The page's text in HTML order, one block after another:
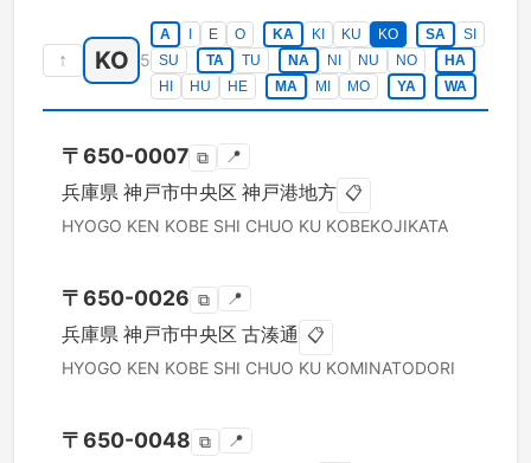
↑ KO 5
A E O KA KI KU KO SA
SI
SU
TA TU NA NI NU NO
HA
HI
HU HE MA MI MO YA WA
〒650-0007 ⧉ 📍
兵庫県 神戸市中央区 神戸港地方 📋
HYOGO KEN KOBE SHI CHUO KU KOBEKOJIKATA
〒650-0026 ⧉ 📍
兵庫県 神戸市中央区 古湊通 📋
HYOGO KEN KOBE SHI CHUO KU KOMINATODORI
〒650-0048 ⧉ 📍